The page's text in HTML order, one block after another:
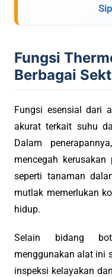
Fungsi
Berbagai
Fungsi esensial dari
akurat terkait suhu
Dalam
mencegah
seperti tanaman
mutlak memerlukan
hidup.
Selain bidang
menggunakan alat ini
inspeksi kelayakan